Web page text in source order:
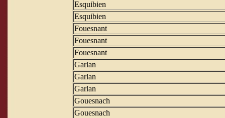
Esquibien
Esquibien
Fouesnant
Fouesnant
Fouesnant
Garlan
Garlan
Garlan
Gouesnach
Gouesnach